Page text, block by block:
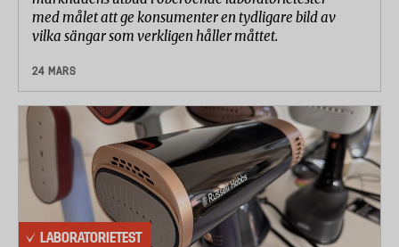
med målet att ge konsumenter en tydligare bild av
vilka sängar som verkligen håller måttet.
24 MARS
LABORATORIETEST